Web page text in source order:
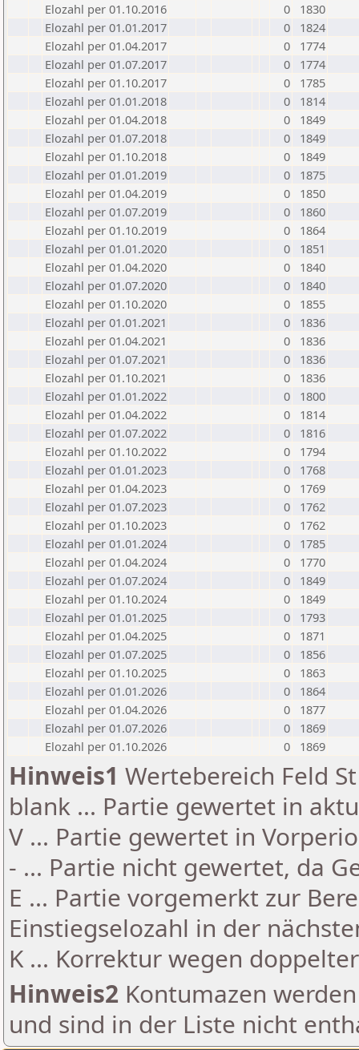
Elozahl per 01.10.2016
0
1830
Elozahl per 01.01.2017
0
1824
Elozahl per 01.04.2017
0
1774
Elozahl per 01.07.2017
0
1774
Elozahl per 01.10.2017
0
1785
Elozahl per 01.01.2018
0
1814
Elozahl per 01.04.2018
0
1849
Elozahl per 01.07.2018
0
1849
Elozahl per 01.10.2018
0
1849
Elozahl per 01.01.2019
0
1875
Elozahl per 01.04.2019
0
1850
Elozahl per 01.07.2019
0
1860
Elozahl per 01.10.2019
0
1864
Elozahl per 01.01.2020
0
1851
Elozahl per 01.04.2020
0
1840
Elozahl per 01.07.2020
0
1840
Elozahl per 01.10.2020
0
1855
Elozahl per 01.01.2021
0
1836
Elozahl per 01.04.2021
0
1836
Elozahl per 01.07.2021
0
1836
Elozahl per 01.10.2021
0
1836
Elozahl per 01.01.2022
0
1800
Elozahl per 01.04.2022
0
1814
Elozahl per 01.07.2022
0
1816
Elozahl per 01.10.2022
0
1794
Elozahl per 01.01.2023
0
1768
Elozahl per 01.04.2023
0
1769
Elozahl per 01.07.2023
0
1762
Elozahl per 01.10.2023
0
1762
Elozahl per 01.01.2024
0
1785
Elozahl per 01.04.2024
0
1770
Elozahl per 01.07.2024
0
1849
Elozahl per 01.10.2024
0
1849
Elozahl per 01.01.2025
0
1793
Elozahl per 01.04.2025
0
1871
Elozahl per 01.07.2025
0
1856
Elozahl per 01.10.2025
0
1863
Elozahl per 01.01.2026
0
1864
Elozahl per 01.04.2026
0
1877
Elozahl per 01.07.2026
0
1869
Elozahl per 01.10.2026
0 1869
Hinweis1 Wertebereich Feld
blank ... Partie gewertet in
V ... Partie gewertet in
- ... Partie nicht gewertet, da
E ... Partie vorgemerkt zur
Einstiegselozahl in der
K ... Korrektur wegen
Hinweis2 Kontumazen
und sind in der Liste nicht